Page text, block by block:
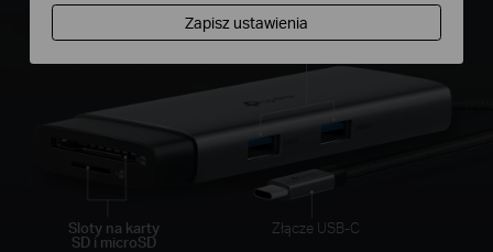
Sloty na karty
SD i microSD
Złącze USB-C
Dodatkowe możliwości transferu
danych
Zapisz ustawienia